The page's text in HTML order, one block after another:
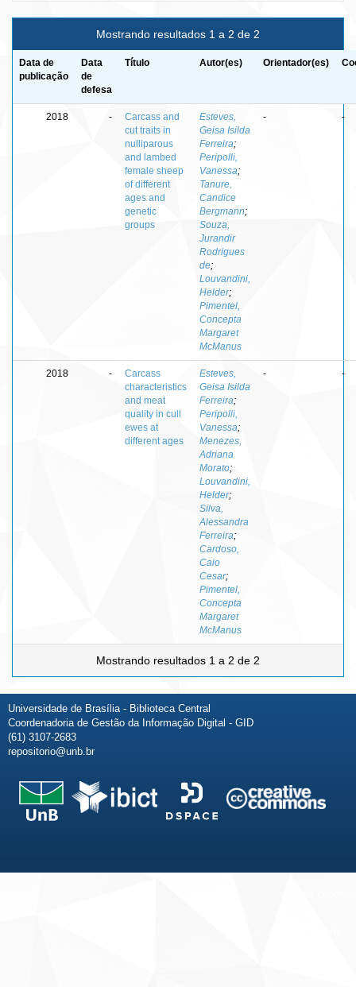
Mostrando resultados 1 a 2 de 2
Data de
publicação
Data
de
defesa
Título Autor(es) Orientador(es)
2018 -
Carcass and
cut traits in
nulliparous
and lambed
female sheep
of different
ages and
genetic
groups
Esteves,
Geisa Isilda
Ferreira;
Peripolli,
Vanessa;
Tanure,
Candice
Bergmann;
Souza,
Jurandir
Rodrigues
de;
Louvandini,
Helder;
Pimentel,
Concepta
Margaret
McManus
- -
2018 -
Carcass
characteristics
and meat
quality in cull
ewes at
different ages
Esteves,
Geisa Isilda
Ferreira;
Peripolli,
Vanessa;
Menezes,
Adriana
Morato;
Louvandini,
Helder;
Silva,
Alessandra
Ferreira;
Cardoso,
Caio
Cesar;
Pimentel,
Concepta
Margaret
McManus
- -
Mostrando resultados 1 a 2 de 2
Universidade de Brasília - Biblioteca Central
Coordenadoria de Gestão da Informação Digital - GID
(61) 3107-2683
repositorio@unb.br